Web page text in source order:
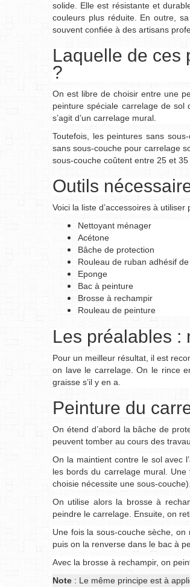
solide. Elle est résistante et
couleurs plus réduite. En outre,
souvent confiée à des artisans
Laquelle de ces
?
On est libre de choisir entre une
peinture spéciale carrelage de
s’agit d’un carrelage mural.
Toutefois, les peintures sans
sans sous-couche pour carrelage
sous-couche coûtent entre 25 et
Outils
Voici la liste d’accessoires à
Nettoyant ménager
Acétone
Bâche de protection
Rouleau de ruban adhésif
Eponge
Bac à peinture
Brosse à rechampir
Rouleau de peinture
Les préalables :
Pour un meilleur résultat, il est
on lave le carrelage. On le rince
graisse s’il y en a.
Peinture du
On étend d’abord la bâche de
peuvent tomber au cours des
On la maintient contre le sol avec
les bords du carrelage mural.
choisie nécessite une sous-
On utilise alors la brosse à
peindre le carrelage. Ensuite, on
Une fois la sous-couche sèche, on
puis on la renverse dans le bac à
Avec la brosse à rechampir, on
Note : Le même principe est à